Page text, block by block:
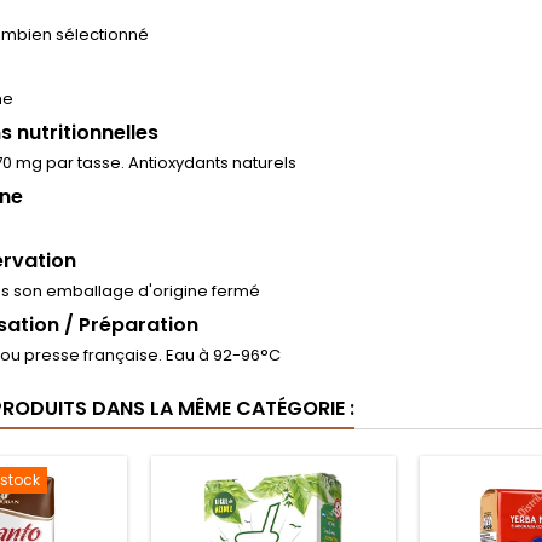
sélectionné
nutritionnelles
mg par tasse. Antioxydants naturels
son emballage d'origine fermé
/ Préparation
presse française. Eau à 92-96°C
DANS LA MÊME CATÉGORIE :